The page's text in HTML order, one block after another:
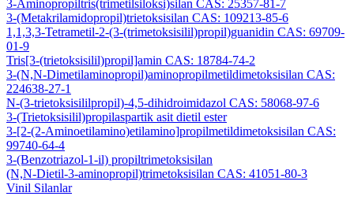
3-Aminopropiltris(trimetilsiloksi)silan CAS: 25357-81-7
3-(Metakrilamidopropil)trietoksisilan CAS: 109213-85-6
1,1,3,3-Tetrametil-2-(3-(trimetoksisilil)propil)guanidin CAS: 69709-
01-9
Tris[3-(trietoksisilil)propil]amin CAS: 18784-74-2
3-(N,N-Dimetilaminopropil)aminopropilmetildimetoksisilan CAS:
224638-27-1
N-(3-trietoksisililpropil)-4,5-dihidroimidazol CAS: 58068-97-6
3-(Trietoksisilil)propilaspartik asit dietil ester
3-[2-(2-Aminoetilamino)etilamino]propilmetildimetoksisilan CAS:
99740-64-4
3-(Benzotriazol-1-il) propiltrimetoksisilan
(N,N-Dietil-3-aminopropil)trimetoksisilan CAS: 41051-80-3
Vinil Silanlar